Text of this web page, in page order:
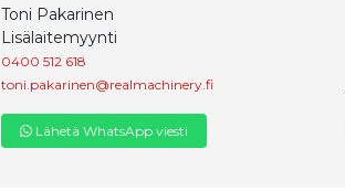
Toni Pakarinen
Lisälaitemyynti
0400 512 618
toni.pakarinen@realmachinery.fi
Lähetä WhatsApp viesti